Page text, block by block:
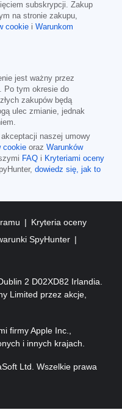
subskrypcji. Zakup
na stronie zakupu,
cookie i Warunkom
jest ważny przez
Po tym okresie do
zakupów będą
ulec zmianie, jednak
naszej umowy
cookie oraz Warunków
FAQ i Kryteriami oceny
dowiedz się, jak to
Kryteria oceny
SpyHunter
2 D02XD82 Irlandia.
Limited przez akcje,
firmy Apple Inc.,
i innych krajach.
Ltd. Wszelkie prawa